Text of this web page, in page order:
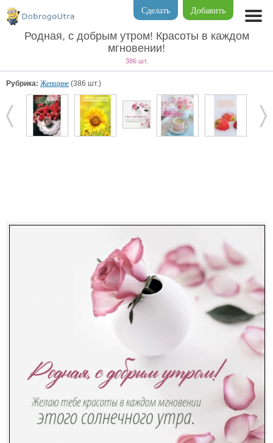
Добавить
Сделать
Родная, с добрым утром! Красоты в каждом
мгновении!
386 шт.
Рубрика: Женщине (386 шт.)